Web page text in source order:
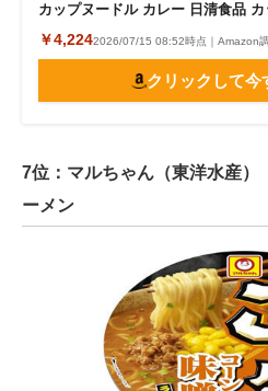
カップヌードル カレー 日清食品
￥4,2242026/07/15 08:52時点｜Amazon
クリックして今
7位：マルちゃん（東洋水産
ーメン